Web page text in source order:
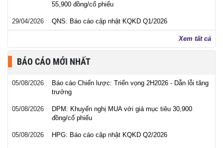
55,900 đồng/cổ phiếu
29/04/2026 QNS: Báo cáo cập nhật KQKD Q1/2026
Xem tất cả
BÁO CÁO MỚI NHẤT
05/08/2026
Báo cáo Chiến lược: Triển vọng 2H2026 - Dẫn lỗi tăng
trưởng
05/08/2026
DPM: Khuyến nghị MUA với giá mục tiêu 30,900
đồng/cổ phiếu
05/08/2026 HPG: Báo cáo cập nhật KQKD Q2/2026